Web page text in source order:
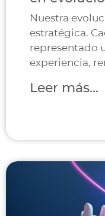
Nuestra
estratégica.
representado
experiencia,
Leer más...